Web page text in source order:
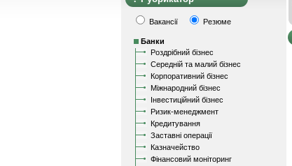
Вакансії Резюме
Банки
Роздрібний бізнес
Середній та малий бізнес
Корпоративний бізнес
Міжнародний бізнес
Інвестиційний бізнес
Ризик-менеджмент
Кредитування
Заставні операції
Казначейство
Фінансовий моніторинг